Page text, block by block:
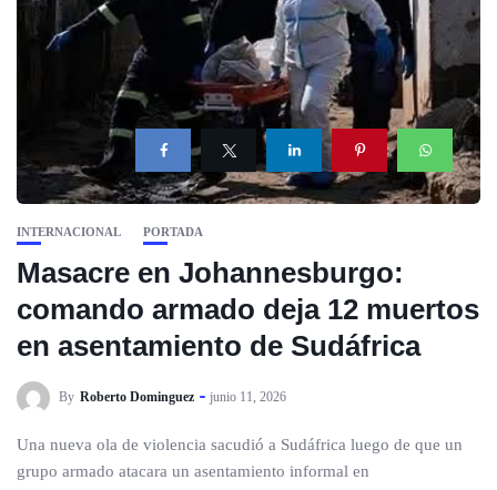
INTERNACIONAL PORTADA
Masacre en Johannesburgo:
comando armado deja 12 muertos
en asentamiento de Sudáfrica
By Roberto Dominguez junio 11, 2026
Una nueva ola de violencia sacudió a Sudáfrica luego de que un
grupo armado atacara un asentamiento informal en